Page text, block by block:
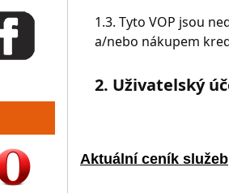
Aktuální ceník služeb